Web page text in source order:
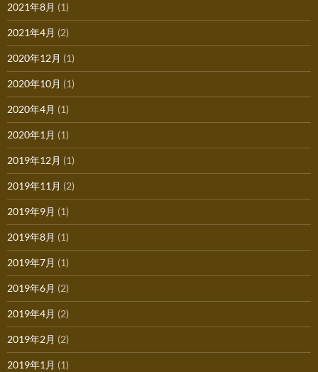
2021年8月 (1)
2021年4月 (2)
2020年12月 (1)
2020年10月 (1)
2020年4月 (1)
2020年1月 (1)
2019年12月 (1)
2019年11月 (2)
2019年9月 (1)
2019年8月 (1)
2019年7月 (1)
2019年6月 (2)
2019年4月 (2)
2019年2月 (2)
2019年1月 (1)